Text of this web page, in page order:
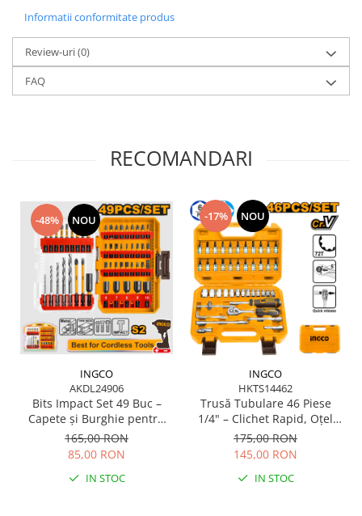
Aparate de Tăiat Gresie
Briceag multifuncțional
Ciocan
Clești
Dălți pentru Lemn
Scule pentru grădină
Suporturi laptop
Tirbușoane și deschizătoare de
sticle
Trafalet
Trimmere
Trusă tubulare
Unelte pentru altoit
Unelte pentru grădină
Greble
Motoforeze și Burghie de Pământ
Ventilatoare
Informatii conformitate produs
Review-uri(0)
FAQ
RECOMANDARI
-48% NOU
INGCO
AKDL24906
Bits Impact Set 49 Buc –
Capete și Burghie pentru
Scule de Impact
165,00 RON
85,00 RON
IN STOC
-17% NOU
INGCO
HKTS14462
Trusă Tubulare 46 Piese
1/4" – Clichet Rapid, Oțel
Cr-V, Accesorii Diverse
175,00 RON
145,00 RON
IN STOC